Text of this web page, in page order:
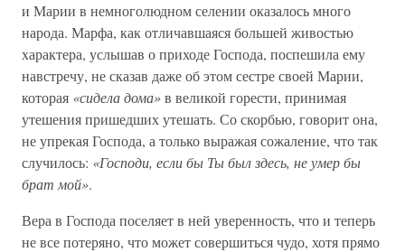
и Марии в немноголюдном селении оказалось много
народа. Марфа, как отличавшаяся большей живостью
характера, услышав о приходе Господа, поспешила ему
навстречу, не сказав даже об этом сестре своей Марии,
которая «сидела дома»в великой горести, принимая
утешения пришедших утешать. Со скорбью, говорит она,
не упрекая Господа, а только выражая сожаление, что так
случилось: «Господи, если бы Ты был здесь, не умер бы
брат мой».
Вера в Господа поселяет в ней уверенность, что и теперь
не все потеряно, что может совершиться чудо, хотя прямо